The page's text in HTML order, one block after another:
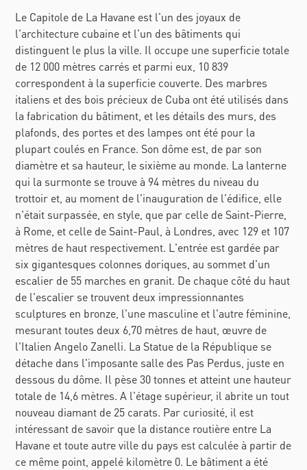
Le Capitole de La Havane est l'un des joyaux de
l'architecture cubaine et l'un des bâtiments qui
distinguent le plus la ville. Il occupe une superficie totale
de 12 000 mètres carrés et parmi eux, 10 839
correspondent à la superficie couverte. Des marbres
italiens et des bois précieux de Cuba ont été utilisés dans
la fabrication du bâtiment, et les détails des murs, des
plafonds, des portes et des lampes ont été pour la
plupart coulés en France. Son dôme est, de par son
diamètre et sa hauteur, le sixième au monde. La lanterne
qui la surmonte se trouve à 94 mètres du niveau du
trottoir et, au moment de l'inauguration de l'édifice, elle
n'était surpassée, en style, que par celle de Saint-Pierre,
à Rome, et celle de Saint-Paul, à Londres, avec 129 et 107
mètres de haut respectivement. L'entrée est gardée par
six gigantesques colonnes doriques, au sommet d'un
escalier de 55 marches en granit. De chaque côté du haut
de l'escalier se trouvent deux impressionnantes
sculptures en bronze, l'une masculine et l'autre féminine,
mesurant toutes deux 6,70 mètres de haut, œuvre de
l'Italien Angelo Zanelli. La Statue de la République se
détache dans l'imposante salle des Pas Perdus, juste en
dessous du dôme. Il pèse 30 tonnes et atteint une hauteur
totale de 14,6 mètres. A l'étage supérieur, il abrite un tout
nouveau diamant de 25 carats. Par curiosité, il est
intéressant de savoir que la distance routière entre La
Havane et toute autre ville du pays est calculée à partir de
ce même point, appelé kilomètre 0. Le bâtiment a été